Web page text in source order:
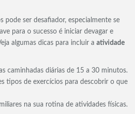
pode ser desafiador, especialmente se
para o sucesso é iniciar devagar e
algumas dicas para incluir a atividade
caminhadas diárias de 15 a 30 minutos.
tipos de exercícios para descobrir o que
na sua rotina de atividades físicas.